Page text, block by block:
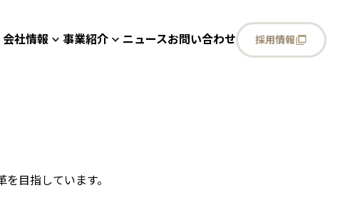
会社情報 事業紹介 ニュースお問い合わせ 採用情報
目指しています。